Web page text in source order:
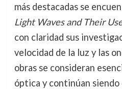
más destacadas se
Light Waves and Their
con claridad sus
velocidad de la luz y las
obras se consideran
óptica y continúan siendo